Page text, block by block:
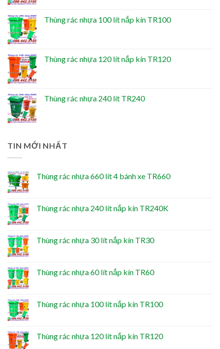
Thùng rác nhựa 100 lít nắp kín TR100
Thùng rác nhựa 120 lít nắp kín TR120
Thùng rác nhựa 240 lít TR240
TIN MỚI NHẤT
Thùng rác nhựa 660 lít 4 bánh xe TR660
Thùng rác nhựa 240 lít nắp kín TR240K
Thùng rác nhựa 30 lít nắp kín TR30
Thùng rác nhựa 60 lít nắp kín TR60
Thùng rác nhựa 100 lít nắp kín TR100
Thùng rác nhựa 120 lít nắp kín TR120